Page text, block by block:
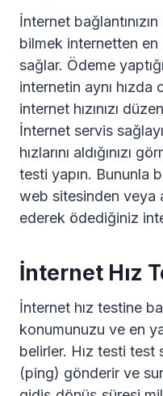
İnternet
bilmek internetten en
sağlar. Ödeme
internetin aynı
internet hızınızı
İnternet servis
hızlarını aldığınızı
testi yapın. Bununla
web sitesinden veya
ederek ödediğiniz
İnternet Hız
İnternet hız testine
konumunuzu ve en
belirler. Hız testi test
(ping) gönderir ve